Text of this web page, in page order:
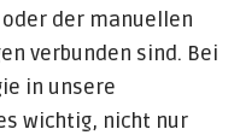
der manuellen
verbunden sind. Bei
in unsere
wichtig, nicht nur